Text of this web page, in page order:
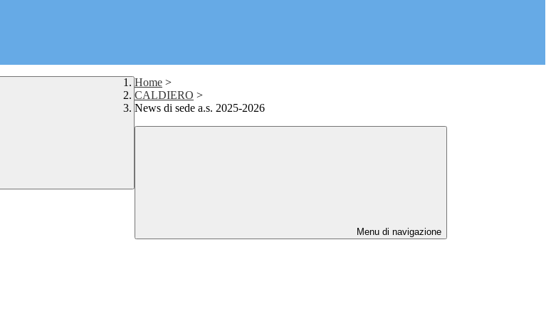
Home >
CALDIERO >
News di sede a.s. 2025-2026
Menu di navigazione